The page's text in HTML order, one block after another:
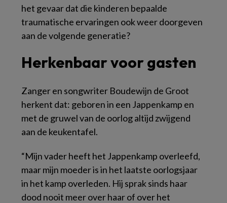
het gevaar dat die kinderen bepaalde
traumatische ervaringen ook weer doorgeven
aan de volgende generatie?
Herkenbaar voor gasten
Zanger en songwriter Boudewijn de Groot
herkent dat: geboren in een Jappenkamp en
met de gruwel van de oorlog altijd zwijgend
aan de keukentafel.
“Mijn vader heeft het Jappenkamp overleefd,
maar mijn moeder is in het laatste oorlogsjaar
in het kamp overleden. Hij sprak sinds haar
dood nooit meer over haar of over het